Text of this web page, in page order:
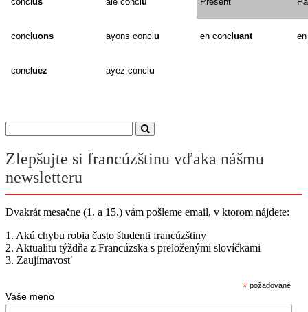
concl uons ayons concl u en concl uant
concl uez ayez concl u
Zlepšujte si francúzštinu vďaka nášmu
newsletteru
Dvakrát mesačne (1. a 15.) vám pošleme email, v ktorom nájdete:
1. Akú chybu robia často študenti francúzštiny
2. Aktualitu týždňa z Francúzska s preloženými slovíčkami
3. Zaujímavosť
*požadované
Vaše meno